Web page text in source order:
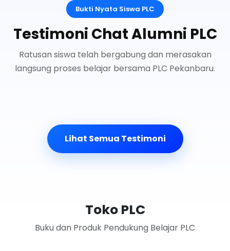
Bukti Nyata Siswa PLC
Testimoni Chat Alumni PLC
Ratusan siswa telah bergabung dan merasakan
langsung proses belajar bersama PLC Pekanbaru.
Lihat Semua Testimoni
Toko PLC
Buku dan Produk Pendukung Belajar PLC